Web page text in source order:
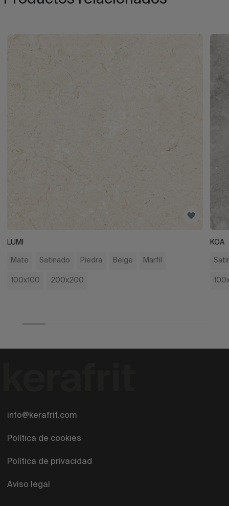
LUMI
Mate Satinado Piedra Beige Marfil
100x100 200x200
KOA
info@kerafrit.com
Política de cookies
Política de privacidad
Aviso legal